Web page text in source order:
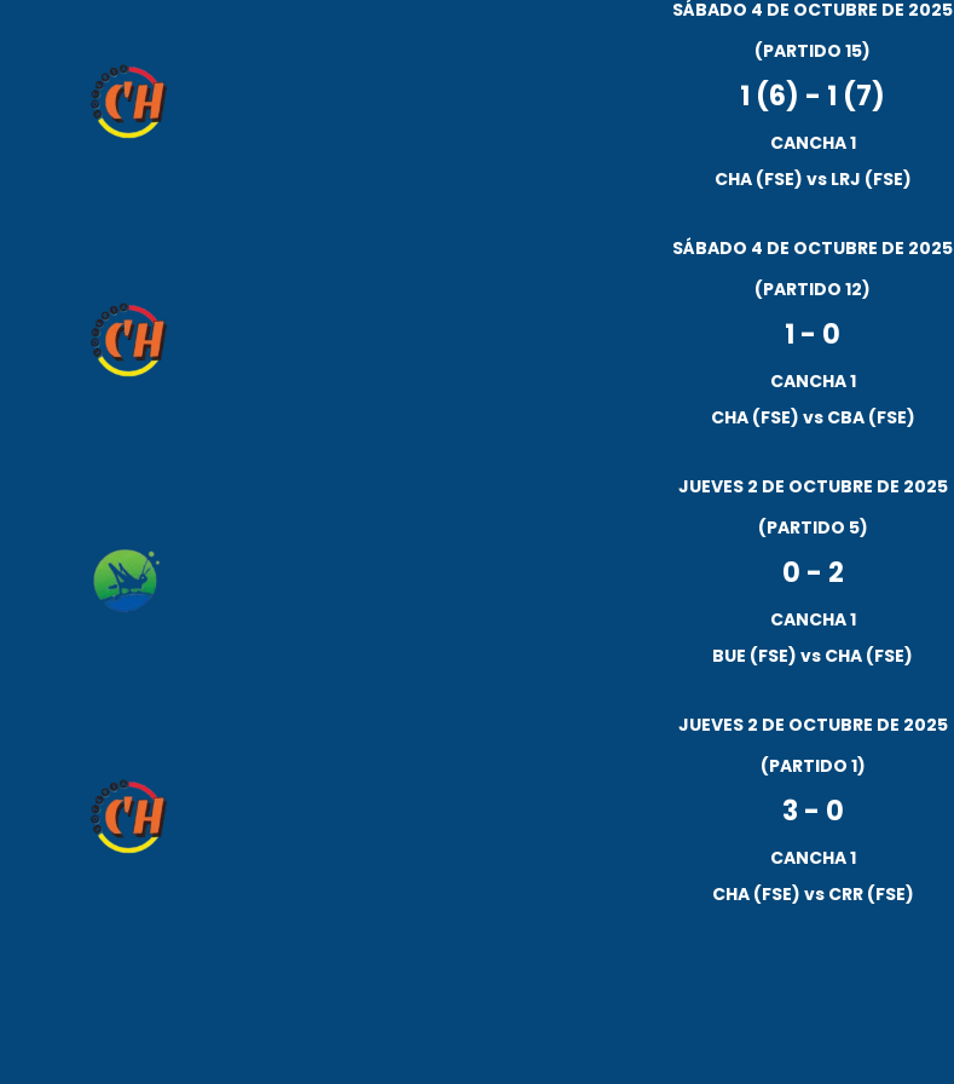
SÁBADO 4 DE OCTUBRE DE 2025
(PARTIDO 15)
1 (6) - 1 (7)
CANCHA 1
CHA (FSE) vs LRJ (FSE)
SÁBADO 4 DE OCTUBRE DE 2025
(PARTIDO 12)
1 - 0
CANCHA 1
CHA (FSE) vs CBA (FSE)
JUEVES 2 DE OCTUBRE DE 2025
(PARTIDO 5)
0 - 2
CANCHA 1
BUE (FSE) vs CHA (FSE)
JUEVES 2 DE OCTUBRE DE 2025
(PARTIDO 1)
3 - 0
CANCHA 1
CHA (FSE) vs CRR (FSE)